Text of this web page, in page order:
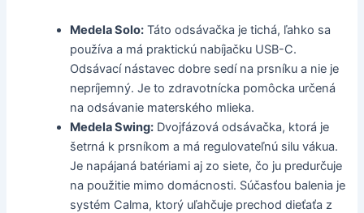
Medela Solo: Táto odsávačka je tichá, ľahko sa
používa a má praktickú nabíjačku USB-C.
Odsávací nástavec dobre sedí na prsníku a nie je
nepríjemný. Je to zdravotnícka pomôcka určená
na odsávanie materského mlieka.
Medela Swing: Dvojfázová odsávačka, ktorá je
šetrná k prsníkom a má regulovateľnú silu vákua.
Je napájaná batériami aj zo siete, čo ju predurčuje
na použitie mimo domácnosti. Súčasťou balenia je
systém Calma, ktorý uľahčuje prechod dieťaťa z